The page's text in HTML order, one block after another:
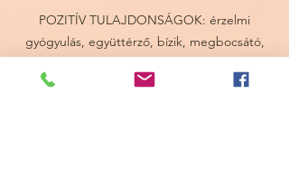
POZITÍV TULAJDONSÁGOK: érzelmi
gyógyulás, együttérző, bízik, megbocsátó,